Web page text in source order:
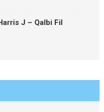
J – Qalbi Fil